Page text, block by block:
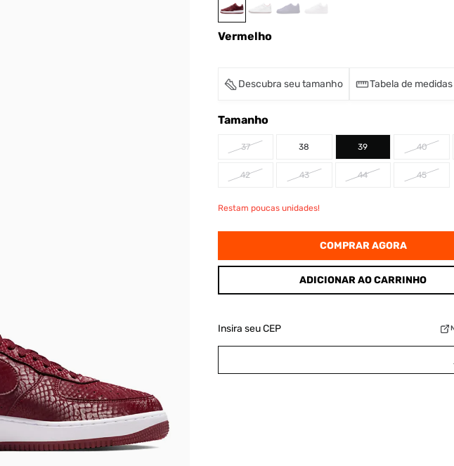
Vermelho
Descubra seu tamanho Tabela de medidas
Tamanho
37 38 39 40
42 43 44 45
Restam poucas unidades!
COMPRAR AGORA
ADICIONAR AO CARRINHO
Insira seu CEP